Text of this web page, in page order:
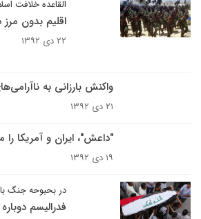
القاعده خلافت
اقلیم بدون
۲۲ دی ۱۳۹۲
واکنش بارزانی به
۲۱ دی ۱۳۹۲
"داعش"، ایران و آمریکا
۱۹ دی ۱۳۹۲
در بحبوحه جنگ با
فدرالیسم